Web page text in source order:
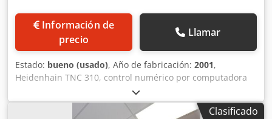
Información de
precio
Llamar
Estado: bueno (usado), Año de fabricación: 2001,
Heidenhain TNC 310, control numérico por computadora
(CNC) volante manual eléctrico sistema de refrigeración
Credpfxoit Tr Tj Ad Nef Datos técnicos: Recorrido
longitudinal (eje X) / Recorrido X longitudinal 600 mmClasificado